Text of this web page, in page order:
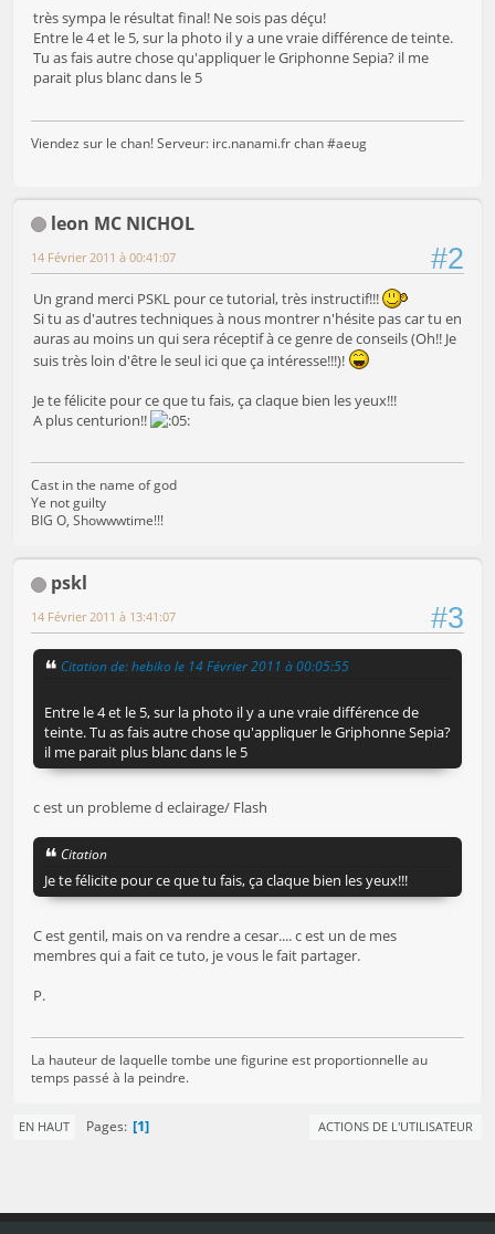
très sympa le résultat final! Ne sois pas déçu!
Entre le 4 et le 5, sur la photo il y a une vraie différence de teinte.
Tu as fais autre chose qu'appliquer le Griphonne Sepia? il me
parait plus blanc dans le 5
Viendez sur le chan! Serveur: irc.nanami.fr chan #aeug
leon MC NICHOL
#2
14 Février 2011 à 00:41:07
Un grand merci PSKL pour ce tutorial, très instructif!!!
Si tu as d'autres techniques à nous montrer n'hésite pas car tu en
auras au moins un qui sera réceptif à ce genre de conseils (Oh!! Je
suis très loin d'être le seul ici que ça intéresse!!!)!
Je te félicite pour ce que tu fais, ça claque bien les yeux!!!
A plus centurion!!
Cast in the name of god
Ye not guilty
BIG O, Showwwtime!!!
pskl
#3
14 Février 2011 à 13:41:07
Citation de: hebiko le 14 Février 2011 à 00:05:55
Entre le 4 et le 5, sur la photo il y a une vraie différence de
teinte. Tu as fais autre chose qu'appliquer le Griphonne Sepia?
il me parait plus blanc dans le 5
c est un probleme d eclairage/ Flash
Citation
Je te félicite pour ce que tu fais, ça claque bien les yeux!!!
C est gentil, mais on va rendre a cesar.... c est un de mes
membres qui a fait ce tuto, je vous le fait partager.
P.
La hauteur de laquelle tombe une figurine est proportionnelle au
temps passé à la peindre.
EN HAUT Pages 1 ACTIONS DE L'UTILISATEUR